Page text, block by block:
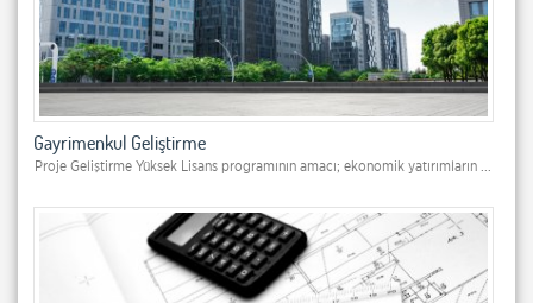
Gayrimenkul Geliştirme
Proje Geliştirme Yüksek Lisans programının amacı; ekonomik yatırımların ...